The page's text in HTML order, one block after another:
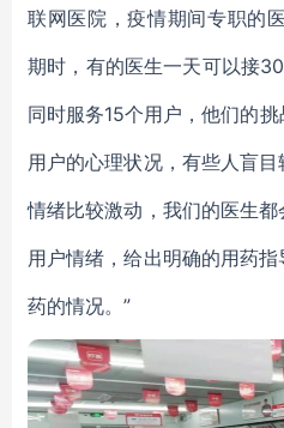
联网医院，疫情期间专职的
期时，有的医生一天可以接
同时服务15个用户，他们的
用户的心理状况，有些人盲
情绪比较激动，我们的医生
用户情绪，给出明确的用药
药的情况。”